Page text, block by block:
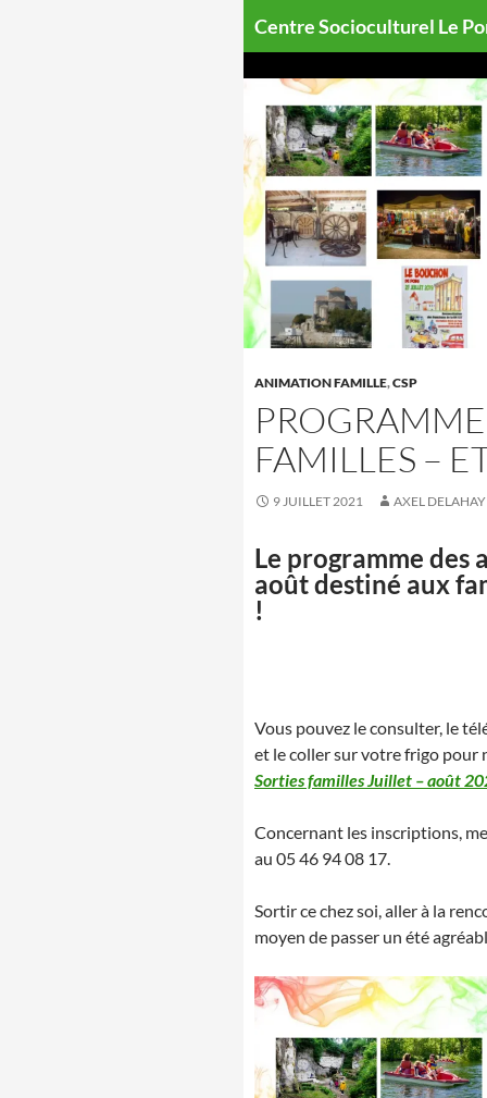
Centre Socioculturel Le
ANIMATION FAMILLE,CSP
FAMILLES –
9 JUILLET 2021 AXEL
Le programme
août destiné aux
!
Vous pouvez le consulter, le
et le coller sur votre frigo pour
Sorties familles Juillet – août
Concernant les inscriptions,
au 05 46 94 08 17.
Sortir ce chez soi, aller à la
moyen de passer un été